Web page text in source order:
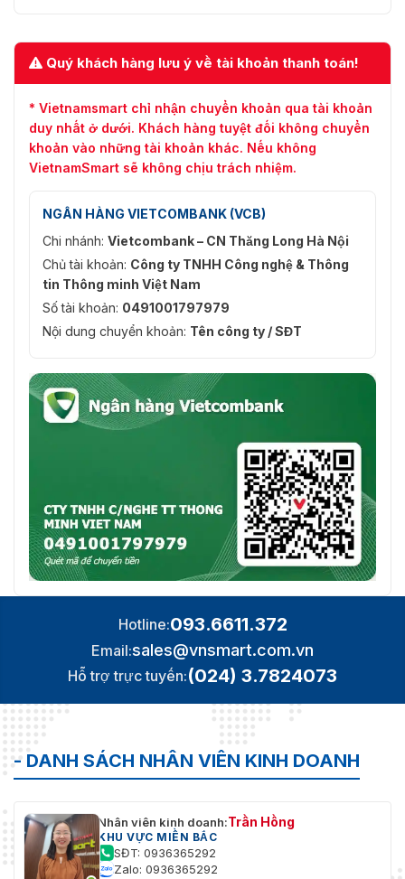
Quý khách hàng lưu ý về tài khoản thanh toán!
* Vietnamsmart chỉ nhận chuyển khoản qua tài khoản
duy nhất ở dưới. Khách hàng tuyệt đối không chuyển
khoản vào những tài khoản khác. Nếu không
VietnamSmart sẽ không chịu trách nhiệm.
NGÂN HÀNG VIETCOMBANK (VCB)
Chi nhánh: Vietcombank – CN Thăng Long Hà Nội
Chủ tài khoản: Công ty TNHH Công nghệ & Thông
tin Thông minh Việt Nam
Số tài khoản: 0491001797979
Nội dung chuyển khoản: Tên công ty / SĐT
Hotline:093.6611.372
Email:sales@vnsmart.com.vn
Hỗ trợ trực tuyến:(024) 3.7824073
- DANH SÁCH NHÂN VIÊN KINH DOANH
Nhân viên kinh doanh:Trần Hồng
KHU VỰC MIỀN BẮC
SĐT: 0936365292
Zalo: 0936365292